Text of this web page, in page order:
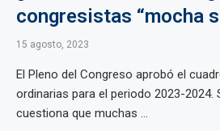
congresistas “mocha
15 agosto, 2023
El Pleno del Congreso aprobó el
ordinarias para el periodo 2023-2024.
cuestiona que muchas ...